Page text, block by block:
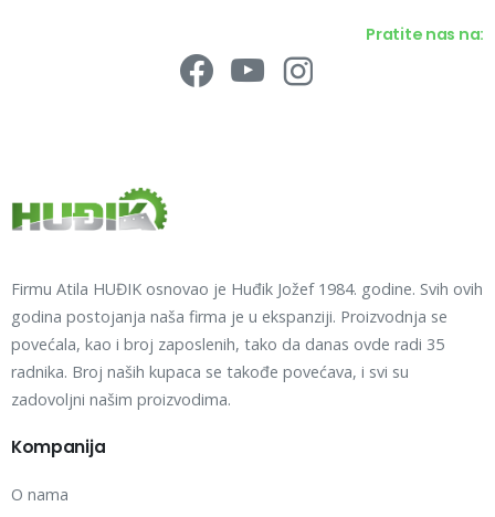
Pratite nas na:
Firmu Atila HUĐIK osnovao je Huđik Jožef 1984. godine. Svih ovih
godina postojanja naša firma je u ekspanziji. Proizvodnja se
povećala, kao i broj zaposlenih, tako da danas ovde radi 35
radnika. Broj naših kupaca se takođe povećava, i svi su
zadovoljni našim proizvodima.
Kompanija
O nama